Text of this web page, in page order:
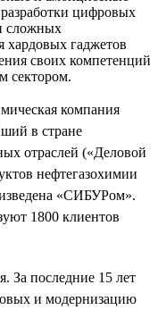
цифровых
сложных
хардовых гаджетов
своих компетенций
сектором.
компания
в стране
отраслей («Деловой
нефтегазохимии
«СИБУРом».
1800 клиентов
За последние 15 лет
и модернизацию